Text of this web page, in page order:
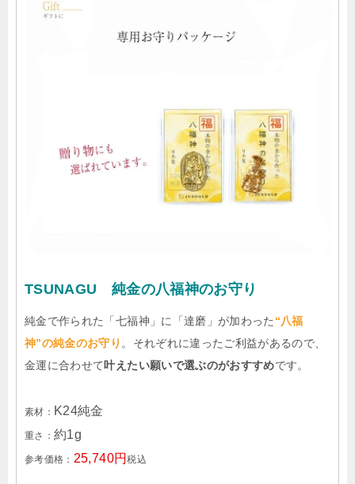
TSUNAGU 純金の八福神のお守り
純金で作られた「七福神」に「達磨」が加わった “八福
神”の純金のお守り 。それぞれに違ったご利益があるので、
金運に合わせて 叶えたい願いで選ぶのがおすすめです。
素材： K24純金
重さ：約1g
参考価格： 25,740円税込